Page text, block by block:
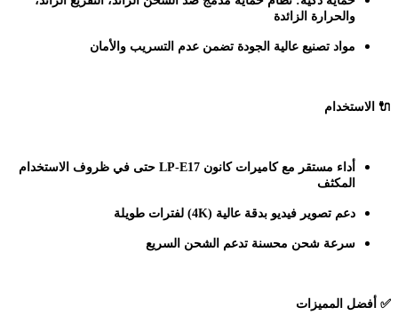
والحرارة الزائدة
مواد تصنيع عالية الجودة تضمن عدم التسريب والأمان
🔌 الاستخدام
أداء مستقر مع كاميرات كانون LP-E17 حتى في ظروف الاستخدام
المكثف
دعم تصوير فيديو بدقة عالية (4K) لفترات طويلة
سرعة شحن محسنة تدعم الشحن السريع
✅ أفضل المميزات